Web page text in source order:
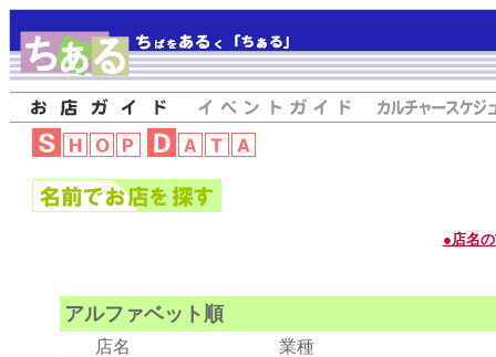
●店名
アルファベット順
店名 業種